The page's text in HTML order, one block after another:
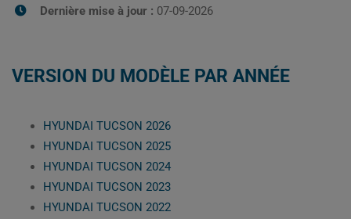
Dernière mise à jour : 07-09-2026
VERSION DU MODÈLE PAR ANNÉE
HYUNDAI TUCSON 2026
HYUNDAI TUCSON 2025
HYUNDAI TUCSON 2024
HYUNDAI TUCSON 2023
HYUNDAI TUCSON 2022